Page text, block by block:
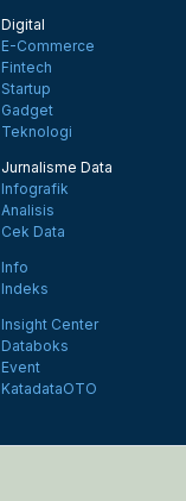
Digital
E-Commerce
Fintech
Startup
Gadget
Teknologi
Jurnalisme Data
Infografik
Analisis
Cek Data
Info
Indeks
Insight Center
Databoks
Event
KatadataOTO